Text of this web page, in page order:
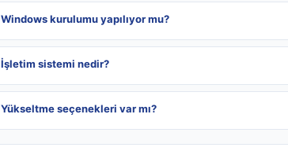
Windows kurulumu yapılıyor mu?
İşletim sistemi nedir?
Yükseltme seçenekleri var mı?